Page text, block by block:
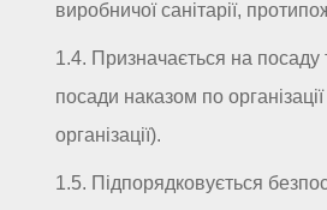
виробничої санітарії,
1.4. Призначається на посаду
посади наказом по
організації).
1.5. Підпорядковується